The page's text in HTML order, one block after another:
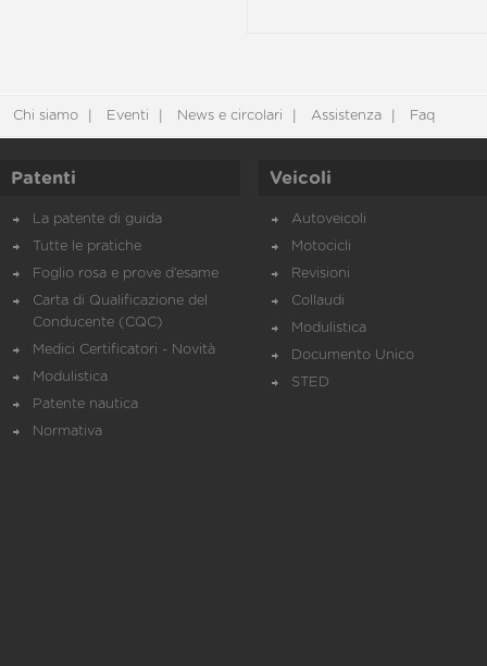
Chi siamo Eventi News e circolari Assistenza Faq
Patenti
La patente di guida
Tutte le pratiche
Foglio rosa e prove d’esame
Carta di Qualificazione del
Conducente (CQC)
Medici Certificatori - Novità
Modulistica
Patente nautica
Normativa
Veicoli
Autoveicoli
Motocicli
Revisioni
Collaudi
Modulistica
Documento Unico
STED